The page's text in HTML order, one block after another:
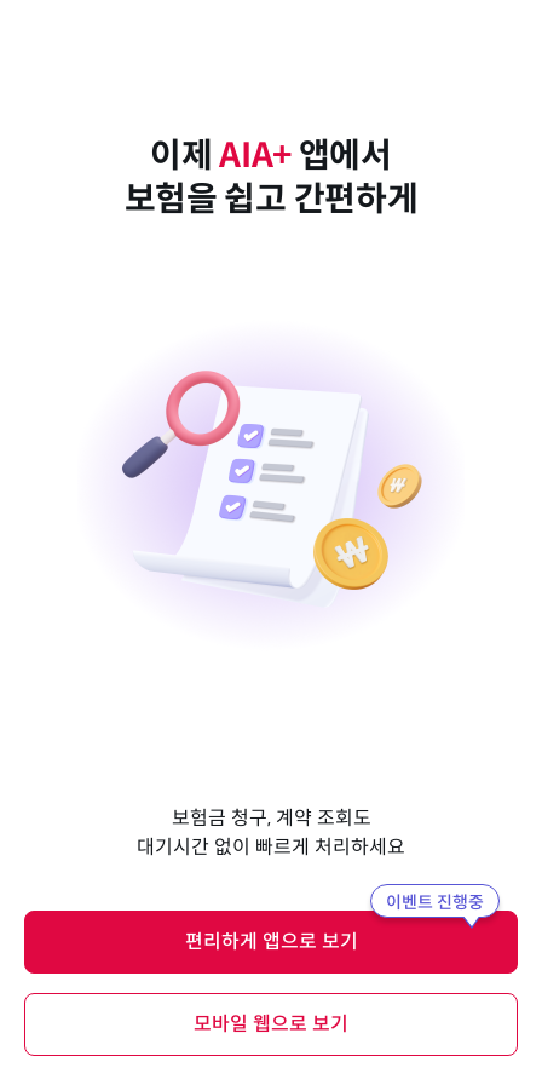
이제AIA+ 앱에서
보험을 쉽고 간편하게
보험금 청구, 계약 조회도
대기시간 없이 빠르게 처리하세요
편리하게 앱으로 보기
이벤트 진행중
모바일 웹으로 보기